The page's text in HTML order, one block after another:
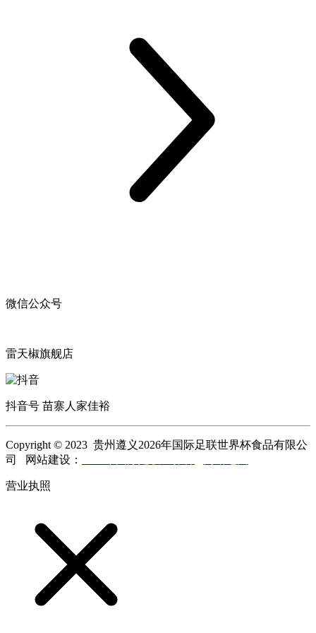
微信公众号
雷天椒旗舰店
抖音号 苗寨人家佳裕
Copyright © 2023 贵州遵义2026年国际足联世界杯食品有限公
司 网站建设：
营业执照